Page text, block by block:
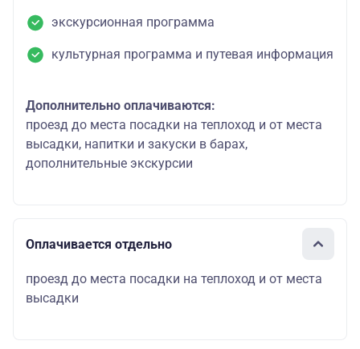
экскурсионная программа
культурная программа и путевая информация
Дополнительно оплачиваются:
проезд до места посадки на теплоход и от места
высадки, напитки и закуски в барах,
дополнительные экскурсии
Оплачивается отдельно
проезд до места посадки на теплоход и от места
высадки